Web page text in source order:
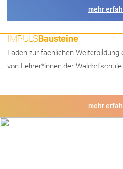
mehr
IMPULSBausteine
Laden zur fachlichen Weiterbildung
von Lehrer*innen der
mehr